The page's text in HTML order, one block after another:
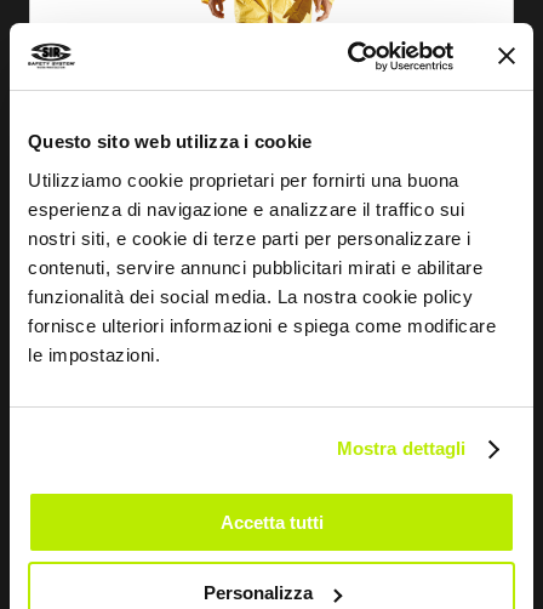
Questo sito web utilizza i cookie
Utilizziamo cookie proprietari per fornirti una buona
esperienza di navigazione e analizzare il traffico sui
nostri siti, e cookie di terze parti per personalizzare i
contenuti, servire annunci pubblicitari mirati e abilitare
funzionalità dei social media. La nostra cookie policy
fornisce ulteriori informazioni e spiega come modificare
le impostazioni.
Mostra dettagli
Accetta tutti
Personalizza
SABER MÁS
PANTALÓN SUN CITY
MC4315